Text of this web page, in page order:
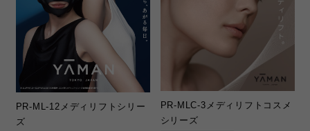
PR-ML-12 メディリフトシリー
ズ
PR-MLC-3 メディリフトコスメ
シリーズ